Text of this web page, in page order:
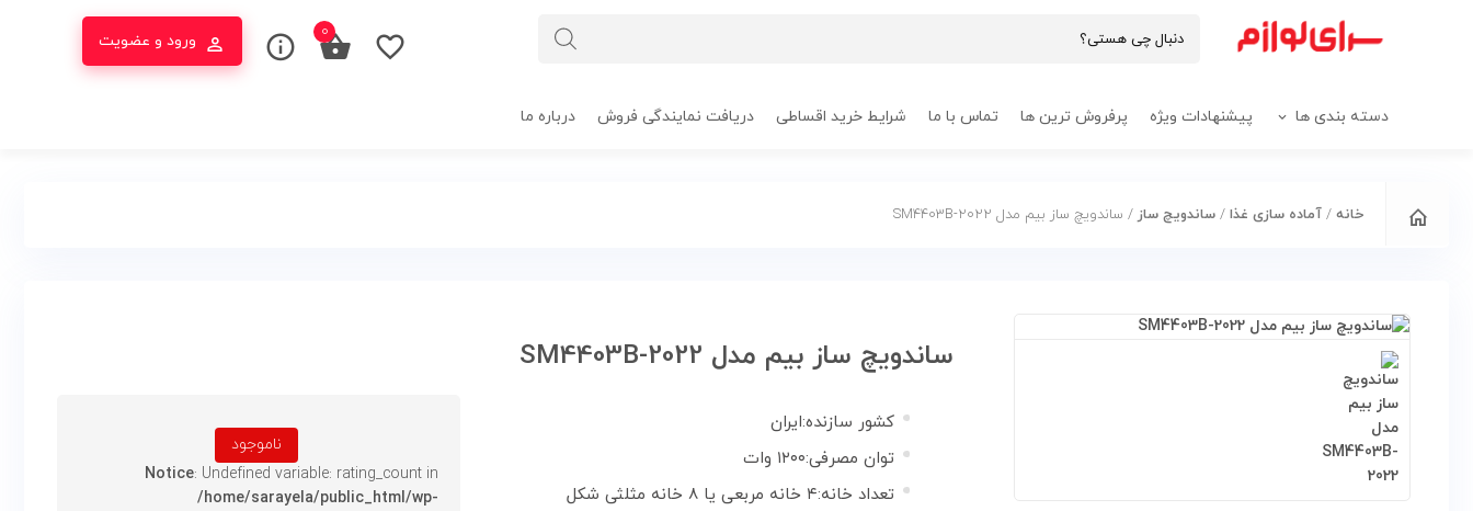
ورود و عضویت ۰
دسته بندی ها پیشنهادات ویژه پرفروش ترین ها تماس با ما شرایط خرید اقساطی دریافت نمایندگی فروش درباره ما
خانه / آماده سازی غذا / ساندویچ ساز / ساندویچ ساز بیم مدل SM4403B-2022
ساندویچ ساز بیم مدل SM4403B-2022
کشور سازنده:ایران
توان مصرفی:۱۲۰۰ وات
تعداد خانه:۴ خانه مربعی یا ۸ خانه مثلثی شکل
ناموجود
Notice: Undefined variable: rating_count in
/home/sarayela/public_html/wp-